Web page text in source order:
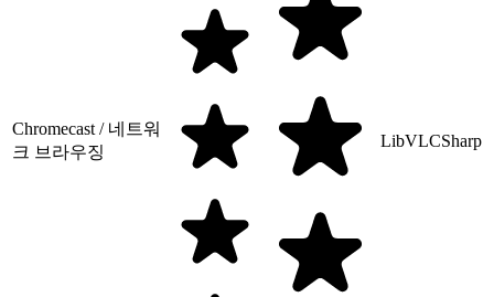
Chromecast / 네트워
크 브라우징
LibVLCSharp